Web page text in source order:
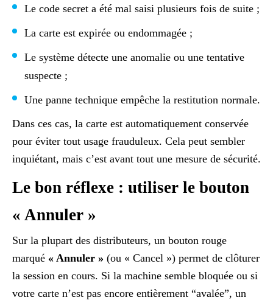
Le code secret a été mal saisi plusieurs fois de suite ;
La carte est expirée ou endommagée ;
Le système détecte une anomalie ou une tentative
suspecte ;
Une panne technique empêche la restitution normale.
Dans ces cas, la carte est automatiquement conservée
pour éviter tout usage frauduleux. Cela peut sembler
inquiétant, mais c’est avant tout une mesure de sécurité.
Le bon réflexe : utiliser le bouton
« Annuler »
Sur la plupart des distributeurs, un bouton rouge
marqué « Annuler » (ou « Cancel ») permet de clôturer
la session en cours. Si la machine semble bloquée ou si
votre carte n’est pas encore entièrement “avalée”, un